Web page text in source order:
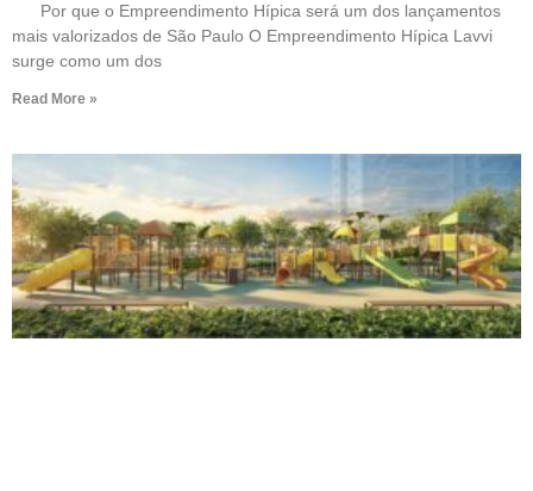
Por que o Empreendimento Hípica será um dos lançamentos
mais valorizados de São Paulo O Empreendimento Hípica Lavvi
surge como um dos
Read More »